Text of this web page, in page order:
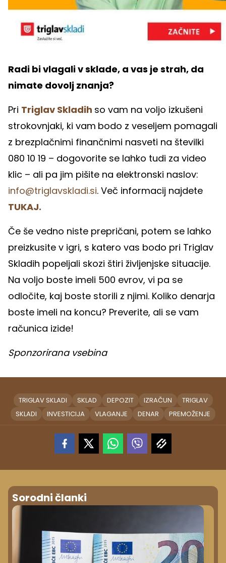
Radi bi vlagali v sklade, a vas je strah, da
nimate dovolj znanja?
Pri Triglav Skladih so vam na voljo izkušeni
strokovnjaki, ki vam bodo z veseljem pomagali
z brezplačnimi finančnimi nasveti na številki
080 10 19 – dogovorite se lahko tudi za video
klic – ali pa jim pišite na elektronski naslov:
info@triglavskladi.si. Več informacij najdete
TUKAJ.
Če še vedno niste prepričani, potem se lahko
preizkusite v igri, s katero vas bodo pri Triglav
Skladih popeljali skozi štiri življenjske situacije.
Na voljo boste imeli 500 evrov, vi pa se
odločite, kaj boste storili z njimi. Koliko denarja
boste imeli na koncu? Preverite, ali se vam
računica izide!
Sponzorirana vsebina
TRIGLAV SKLADI SKLAD DEPOZIT IZRAČUN
TRIGLAV
SKLADI
INVESTICIJA VLAGANJE DENAR PREMOŽENJE
Sorodni članki